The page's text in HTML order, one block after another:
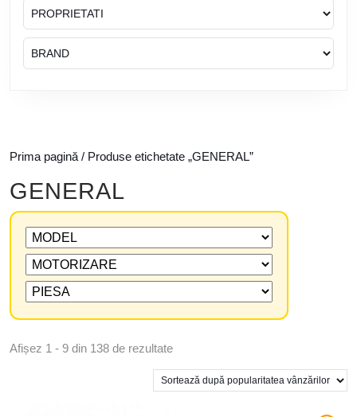
Prima pagină / Produse etichetate „GENERAL”
GENERAL
Afișez 1 - 9 din 138 de rezultate